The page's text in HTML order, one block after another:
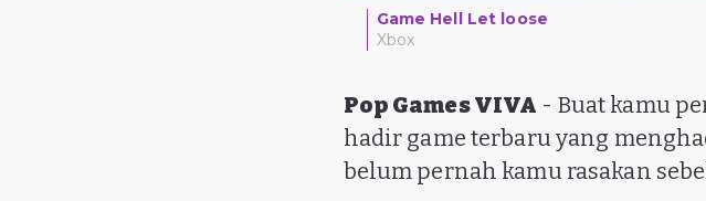
Game Hell Let loose
Xbox
Pop Games VIVA - Buat kamu
hadir game terbaru yang
belum pernah kamu rasakan